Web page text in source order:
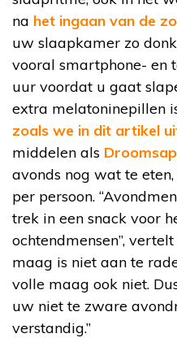
na het ingaan van de
uw slaapkamer zo
vooral smartphone- en
uur voordat u gaat
extra melatoninepillen
zoals we in dit artikel
middelen als Droomsap
avonds nog wat te
per persoon.
trek in een snack voor
ochtendmensen”,
maag is niet aan te
volle maag ook niet.
uw niet te zware
verstandig.”